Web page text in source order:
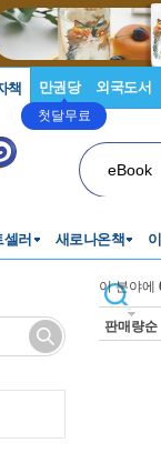
책 만권당
첫달무료
외국도서
eBook
러 새로나온책
이 분야에
판매량순